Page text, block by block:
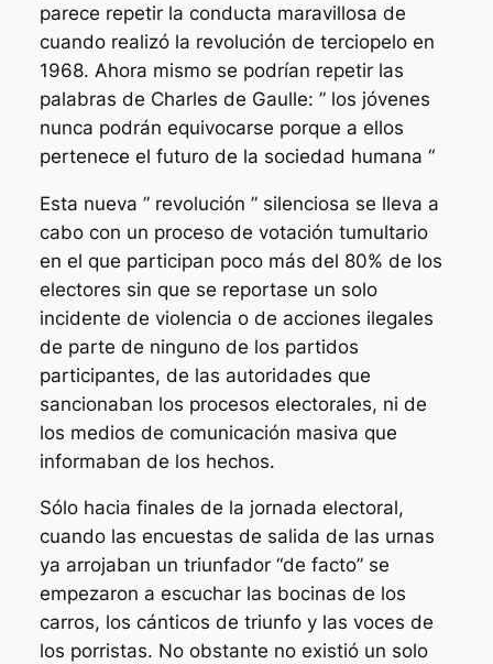
parece repetir la conducta maravillosa de
cuando realizó la revolución de terciopelo en
1968. Ahora mismo se podrían repetir las
palabras de Charles de Gaulle: ” los jóvenes
nunca podrán equivocarse porque a ellos
pertenece el futuro de la sociedad humana “
Esta nueva ” revolución ” silenciosa se lleva a
cabo con un proceso de votación tumultario
en el que participan poco más del 80% de los
electores sin que se reportase un solo
incidente de violencia o de acciones ilegales
de parte de ninguno de los partidos
participantes, de las autoridades que
sancionaban los procesos electorales, ni de
los medios de comunicación masiva que
informaban de los hechos.
Sólo hacia finales de la jornada electoral,
cuando las encuestas de salida de las urnas
ya arrojaban un triunfador “de facto” se
empezaron a escuchar las bocinas de los
carros, los cánticos de triunfo y las voces de
los porristas. No obstante no existió un solo